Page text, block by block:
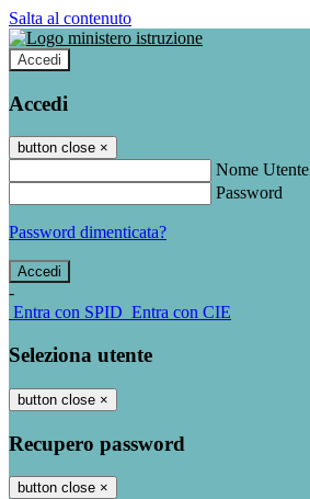
Salta al contenuto
Accedi
Accedi
button close ×
Nome Utente
Password
Password dimenticata?
-
Entra con SPID Entra con CIE
Seleziona utente
button close ×
Recupero password
button close ×